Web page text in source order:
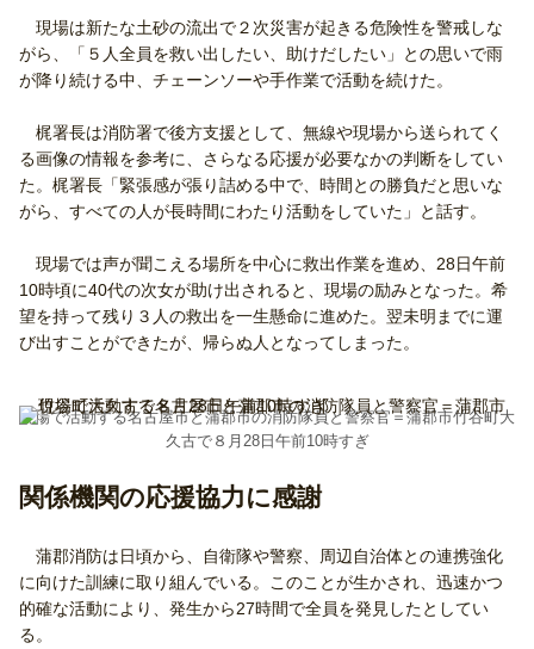
現場は新たな土砂の流出で２次災害が起きる危険性を警戒しな
がら、「５人全員を救い出したい、助けだしたい」との思いで雨
が降り続ける中、チェーンソーや手作業で活動を続けた。
梶署長は消防署で後方支援として、無線や現場から送られてく
る画像の情報を参考に、さらなる応援が必要なかの判断をしてい
た。梶署長「緊張感が張り詰める中で、時間との勝負だと思いな
がら、すべての人が長時間にわたり活動をしていた」と話す。
現場では声が聞こえる場所を中心に救出作業を進め、28日午前
10時頃に40代の次女が助け出されると、現場の励みとなった。希
望を持って残り３人の救出を一生懸命に進めた。翌未明までに運
び出すことができたが、帰らぬ人となってしまった。
現場で活動する名古屋市と蒲郡市の消防隊員と警察官＝蒲郡市竹谷町大
久古で８月28日午前10時すぎ
関係機関の応援協力に感謝
蒲郡消防は日頃から、自衛隊や警察、周辺自治体との連携強化
に向けた訓練に取り組んでいる。このことが生かされ、迅速かつ
的確な活動により、発生から27時間で全員を発見したとしてい
る。